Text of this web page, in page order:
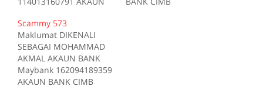
12320066096525
MENGGUNAKAN acapz
di forum.lowyat.net Kes
Kes1 Pautan Tiada
deskripsi Sumber
scam.my id:72
Scammy 573
Maklumat DIKENALI
SEBAGAI MOHAMMAD
AKMAL AKAUN BANK
Maybank 162094189359
AKAUN BANK CIMB